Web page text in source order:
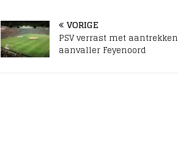
VORIGE
PSV verrast met aantrekken
aanvaller Feyenoord